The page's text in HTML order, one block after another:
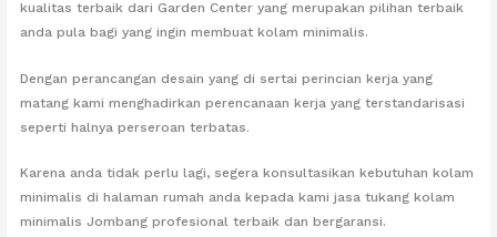
kualitas terbaik dari Garden Center yang merupakan pilihan terbaik
anda pula bagi yang ingin membuat kolam minimalis.
Dengan perancangan desain yang di sertai perincian kerja yang
matang kami menghadirkan perencanaan kerja yang terstandarisasi
seperti halnya perseroan terbatas.
Karena anda tidak perlu lagi, segera konsultasikan kebutuhan kolam
minimalis di halaman rumah anda kepada kami jasa tukang kolam
minimalis Jombang profesional terbaik dan bergaransi.